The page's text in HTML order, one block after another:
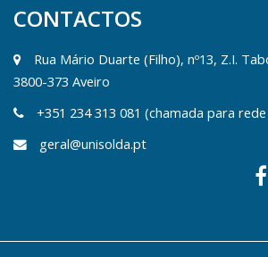
CONTACTOS
Rua Mário Duarte (Filho), nº13, Z.I.
3800-373 Aveiro
+351 234 313 081 (chamada para
geral@unisolda.pt